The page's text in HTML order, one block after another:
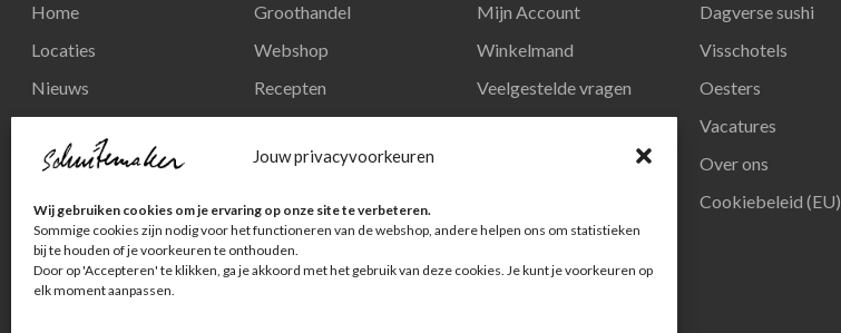
Jouw privacyvoorkeuren
Wij gebruiken cookies om je ervaring op onze site te verbeteren.
Sommige cookies zijn nodig voor het functioneren van de webshop, andere helpen ons om statistieken
bij te houden of je voorkeuren te onthouden.
Door op 'Accepteren' te klikken, ga je akkoord met het gebruik van deze cookies. Je kunt je voorkeuren op
elk moment aanpassen.
Home
Locaties
Nieuws
Contact
Privacy en
persoonsgegevens
Groothandel
Webshop
Recepten
Mijn Account
Winkelmand
Veelgestelde vragen
Dagverse sushi
Visschotels
Oesters
Vacatures
Over ons
Cookiebeleid (EU)